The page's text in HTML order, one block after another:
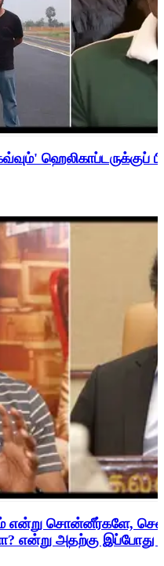
ஹெலிகாப்டருக்குப்
என்று சொன்னீர்களே,
என்று அதற்கு